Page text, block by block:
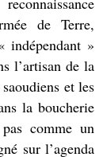
de Terre,
indépendant »
l’artisan de la
et les
la boucherie
comme un
sur l’agenda